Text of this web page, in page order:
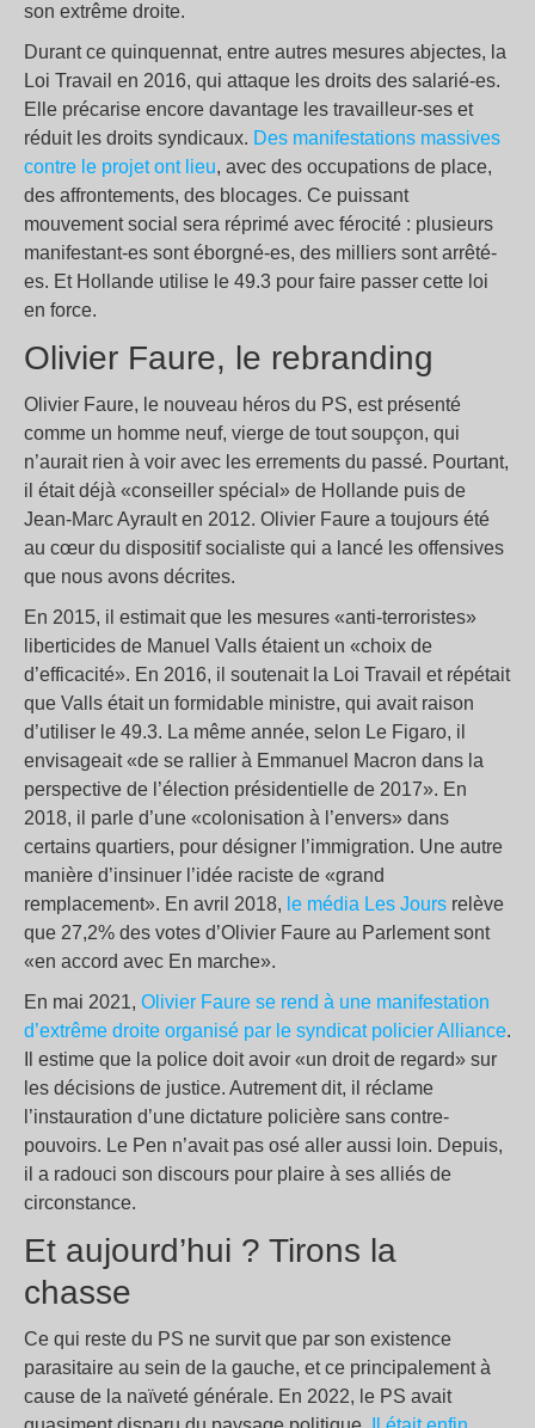
son extrême droite.
Durant ce quinquennat, entre autres mesures abjectes, la
Loi Travail en 2016, qui attaque les droits des salarié-es.
Elle précarise encore davantage les travailleur-ses et
réduit les droits syndicaux. Des manifestations massives
contre le projet ont lieu, avec des occupations de place,
des affrontements, des blocages. Ce puissant
mouvement social sera réprimé avec férocité : plusieurs
manifestant-es sont éborgné-es, des milliers sont arrêté-
es. Et Hollande utilise le 49.3 pour faire passer cette loi
en force.
Olivier Faure, le rebranding
Olivier Faure, le nouveau héros du PS, est présenté
comme un homme neuf, vierge de tout soupçon, qui
n’aurait rien à voir avec les errements du passé. Pourtant,
il était déjà «conseiller spécial» de Hollande puis de
Jean-Marc Ayrault en 2012. Olivier Faure a toujours été
au cœur du dispositif socialiste qui a lancé les offensives
que nous avons décrites.
En 2015, il estimait que les mesures «anti-terroristes»
liberticides de Manuel Valls étaient un «choix de
d’efficacité». En 2016, il soutenait la Loi Travail et répétait
que Valls était un formidable ministre, qui avait raison
d’utiliser le 49.3. La même année, selon Le Figaro, il
envisageait «de se rallier à Emmanuel Macron dans la
perspective de l’élection présidentielle de 2017». En
2018, il parle d’une «colonisation à l’envers» dans
certains quartiers, pour désigner l’immigration. Une autre
manière d’insinuer l’idée raciste de «grand
remplacement». En avril 2018, le média Les Jours relève
que 27,2% des votes d’Olivier Faure au Parlement sont
«en accord avec En marche».
En mai 2021, Olivier Faure se rend à une manifestation
d’extrême droite organisé par le syndicat policier Alliance.
Il estime que la police doit avoir «un droit de regard» sur
les décisions de justice. Autrement dit, il réclame
l’instauration d’une dictature policière sans contre-
pouvoirs. Le Pen n’avait pas osé aller aussi loin. Depuis,
il a radouci son discours pour plaire à ses alliés de
circonstance.
Et aujourd’hui ? Tirons la
chasse
Ce qui reste du PS ne survit que par son existence
parasitaire au sein de la gauche, et ce principalement à
cause de la naïveté générale. En 2022, le PS avait